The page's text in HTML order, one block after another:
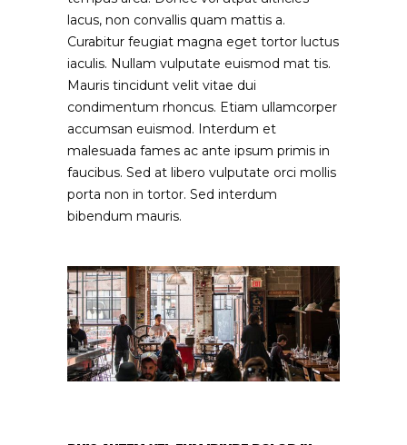
lacus, non convallis quam mattis a.
Curabitur feugiat magna eget tortor luctus
iaculis. Nullam vulputate euismod mat tis.
Mauris tincidunt velit vitae dui
condimentum rhoncus. Etiam ullamcorper
accumsan euismod. Interdum et
malesuada fames ac ante ipsum primis in
faucibus. Sed at libero vulputate orci mollis
porta non in tortor. Sed interdum
bibendum mauris.